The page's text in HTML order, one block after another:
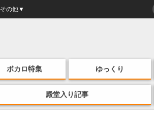
その他▼
ボカロ特集 ゆっくり
殿堂入り記事